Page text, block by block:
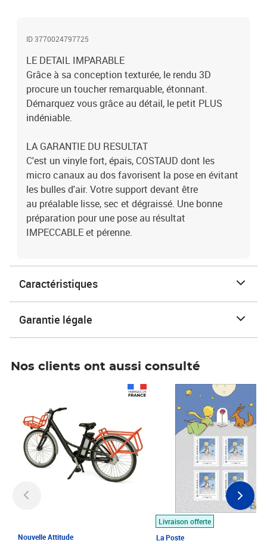
ID 3770024797725
LE DETAIL IMPARABLE
Grâce à sa conception texturée, le rendu 3D
procure un toucher remarquable, étonnant.
Démarquez vous grâce au détail, le petit PLUS
indéniable.
LA GARANTIE DU RESULTAT
C'est un vinyle fort, épais, COSTAUD dont les
micro canaux au dos favorisent la pose en évitant
les bulles d'air. Votre support devant être
au préalable lisse, sec et dégraissé. Une bonne
préparation pour une pose au résultat
IMPECCABLE et pérenne.
Caractéristiques
Garantie légale
Nos clients ont aussi consulté
Nouvelle Attitude
Livraison offerte
La Poste
Prix 7,50€